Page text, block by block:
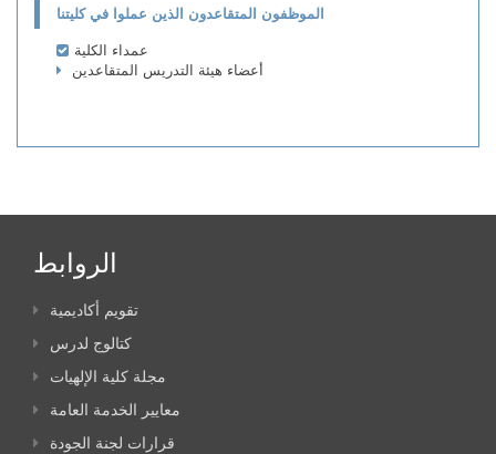
الموظفون المتقاعدون الذين عملوا في كليتنا
عمداء الكلية
أعضاء هيئة التدريس المتقاعدين
الروابط
تقويم أكاديمية
كتالوج لدرس
مجلة كلية الإلهيات
معايير الخدمة العامة
قرارات لجنة الجودة